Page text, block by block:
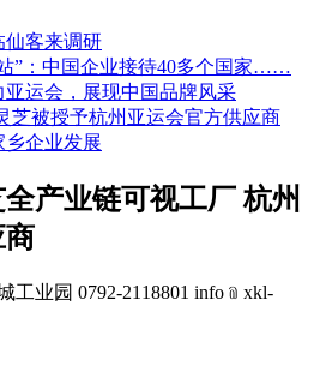
仙客来调研
”：中国企业接待40多个国家……
运会，展现中国品牌风采
芝被授予杭州亚运会官方供应商
乡企业发展
产业链可视工厂 杭州
商
工业园 0792-2118801 info﹫xkl-